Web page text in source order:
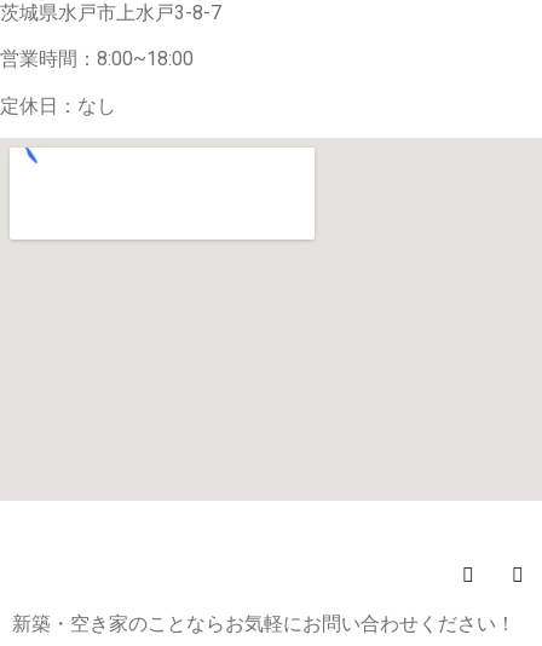
茨城県水戸市上水戸3-8-7
営業時間：8:00~18:00
定休日：なし
新築・空き家のことならお気軽にお問い合わせください！